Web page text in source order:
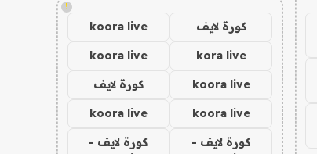
!
كورة لايف koora live
kora live
koora live
koora live كورة لايف
koora live
koora live
كورة لايف -
كورة لايف -